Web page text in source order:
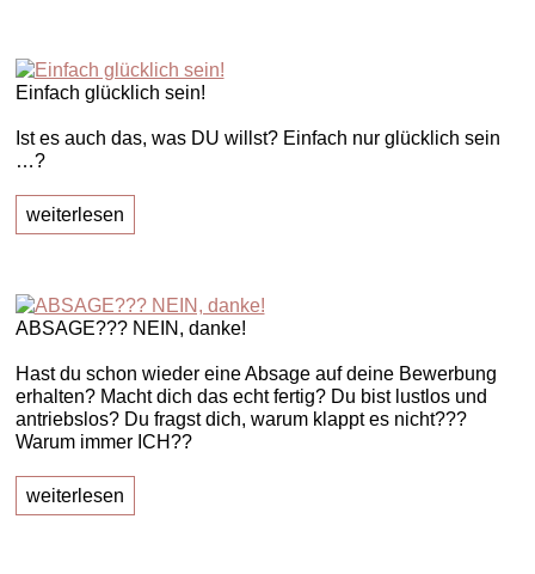
Einfach glücklich sein!
Ist es auch das, was DU willst? Einfach nur glücklich sein
…?
weiterlesen
ABSAGE??? NEIN, danke!
Hast du schon wieder eine Absage auf deine Bewerbung
erhalten? Macht dich das echt fertig? Du bist lustlos und
antriebslos? Du fragst dich, warum klappt es nicht???
Warum immer ICH??
weiterlesen